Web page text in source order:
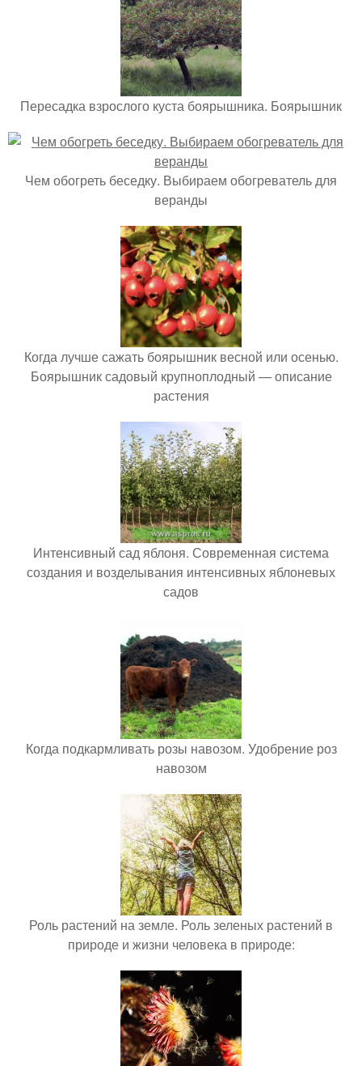
Пересадка взрослого куста боярышника. Боярышник
Чем обогреть беседку. Выбираем обогреватель для
веранды
Когда лучше сажать боярышник весной или осенью.
Боярышник садовый крупноплодный — описание
растения
Интенсивный сад яблоня. Современная система
создания и возделывания интенсивных яблоневых
садов
Когда подкармливать розы навозом. Удобрение роз
навозом
Роль растений на земле. Роль зеленых растений в
природе и жизни человека в природе: